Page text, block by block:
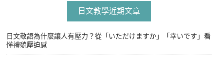
日文教學近期文章
日文敬語為什麼讓人有壓力？從「いただけますか」「幸いです」看
懂禮貌壓迫感